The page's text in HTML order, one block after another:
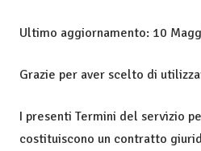
Ultimo aggiornamento: 10
Grazie per aver scelto di
I presenti Termini del servizio
costituiscono un contratto